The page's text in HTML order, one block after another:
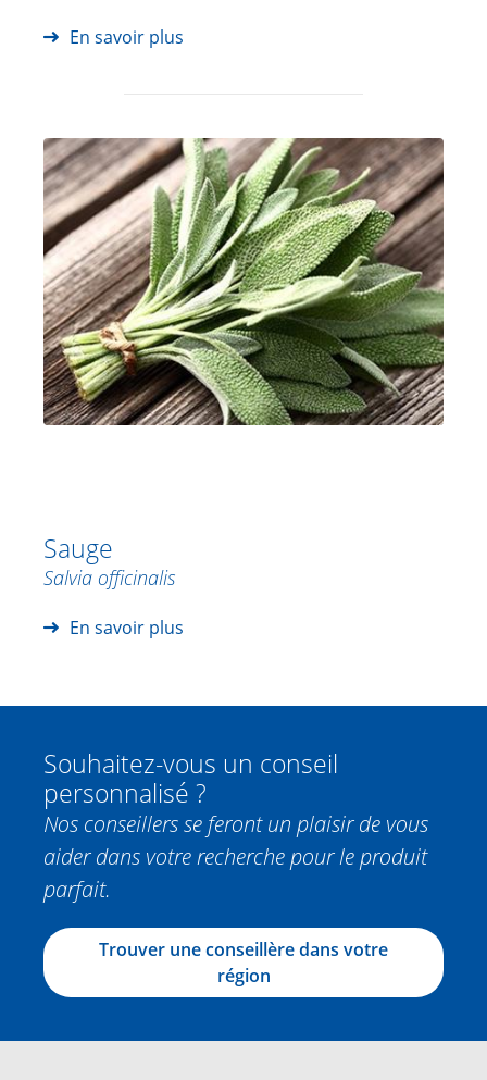
En savoir plus
Sauge
Salvia officinalis
En savoir plus
Souhaitez-vous un conseil
personnalisé ?
Nos conseillers se feront un plaisir de vous
aider dans votre recherche pour le produit
parfait.
Trouver une conseillère dans votre
région